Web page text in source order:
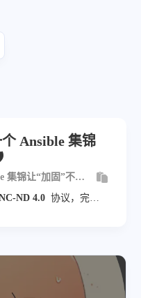
Ansible 集锦
集锦让“加固”不再
ND 4.0 协议，完整